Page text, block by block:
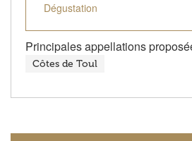
Dégustation
Principales appellations
Côtes de Toul